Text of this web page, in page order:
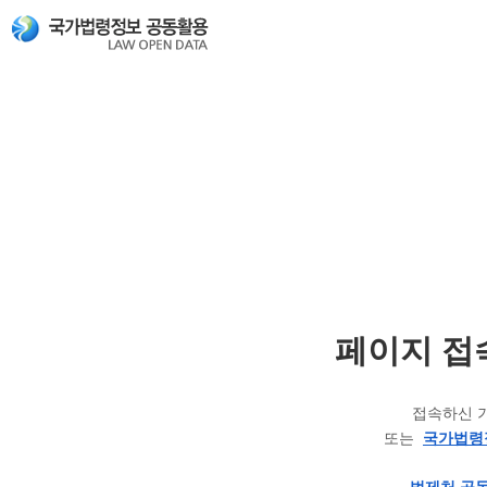
페이지 접
접속하신
또는 국가법